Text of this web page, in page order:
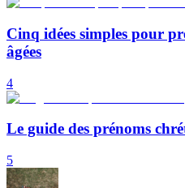
Cinq idées simples pour
âgées
4
Le guide des prénoms
5